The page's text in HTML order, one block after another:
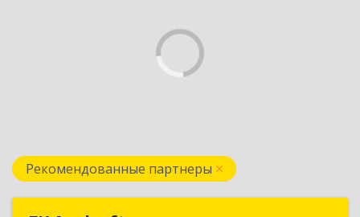
Рекомендованные партнеры